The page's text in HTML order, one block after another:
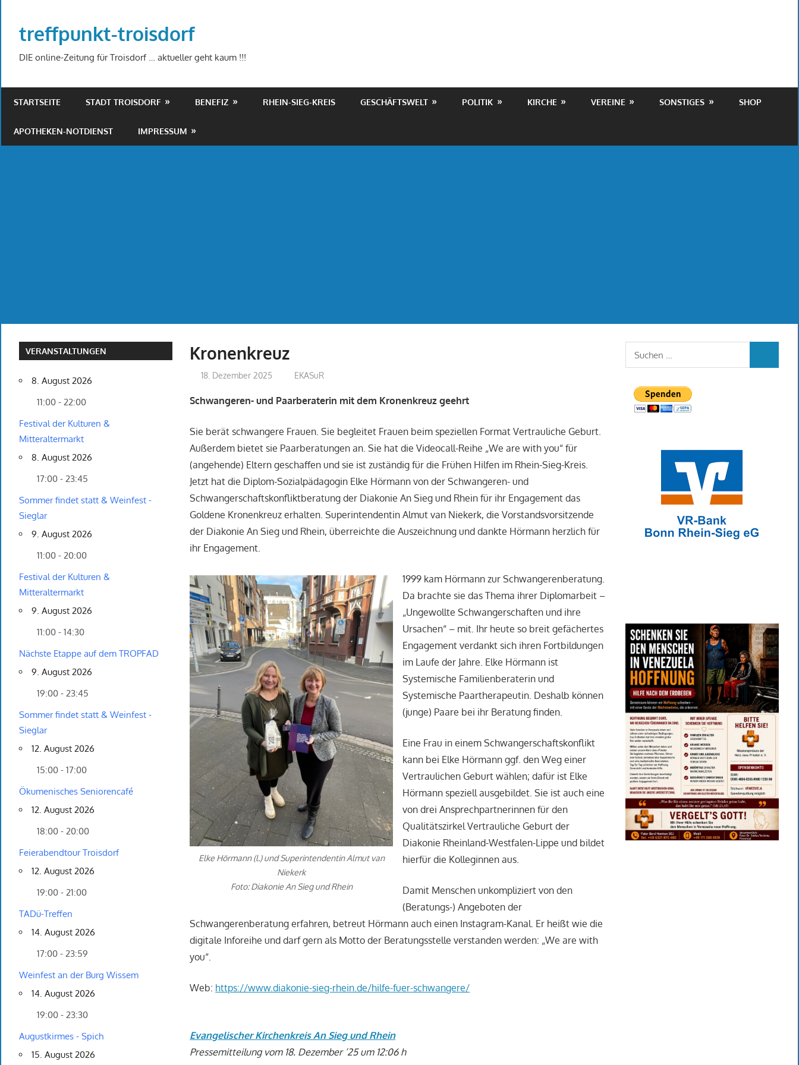
springen
treffpunkt-troisdorf
DIE online-Zeitung für Troisdorf … aktueller geht kaum !!!
STARTSEITE STADT TROISDORF BENEFIZ RHEIN-SIEG-KREIS GESCHÄFTSWELT POLITIK KIRCHE VEREINE SONSTIGES SHOP
APOTHEKEN-NOTDIENST IMPRESSUM
Kronenkreuz
18. Dezember 2025 treffpunkt
EKASuR
Schwangeren- und Paarberaterin mit dem Kronenkreuz geehrt
Sie berät schwangere Frauen. Sie begleitet Frauen beim speziellen Format Vertrauliche Geburt.
Außerdem bietet sie Paarberatungen an. Sie hat die Videocall-Reihe „We are with you“ für
(angehende) Eltern geschaffen und sie ist zuständig für die Frühen Hilfen im Rhein-Sieg-Kreis.
Jetzt hat die Diplom-Sozialpädagogin Elke Hörmann von der Schwangeren- und
Schwangerschaftskonfliktberatung der Diakonie An Sieg und Rhein für ihr Engagement das
Goldene Kronenkreuz erhalten. Superintendentin Almut van Niekerk, die Vorstandsvorsitzende
der Diakonie An Sieg und Rhein, überreichte die Auszeichnung und dankte Hörmann herzlich für
ihr Engagement.
Elke Hörmann (l.) und Superintendentin Almut van
Niekerk
Foto: Diakonie An Sieg und Rhein
1999 kam Hörmann zur Schwangerenberatung.
Da brachte sie das Thema ihrer Diplomarbeit –
„Ungewollte Schwangerschaften und ihre
Ursachen“ – mit. Ihr heute so breit gefächertes
Engagement verdankt sich ihren Fortbildungen
im Laufe der Jahre. Elke Hörmann ist
Systemische Familienberaterin und
Systemische Paartherapeutin. Deshalb können
(junge) Paare bei ihr Beratung finden.
Eine Frau in einem Schwangerschaftskonflikt
kann bei Elke Hörmann ggf. den Weg einer
Vertraulichen Geburt wählen; dafür ist Elke
Hörmann speziell ausgebildet. Sie ist auch eine
von drei Ansprechpartnerinnen für den
Qualitätszirkel Vertrauliche Geburt der
Diakonie Rheinland-Westfalen-Lippe und bildet
hierfür die Kolleginnen aus.
Damit Menschen unkompliziert von den
(Beratungs-) Angeboten der
Schwangerenberatung erfahren, betreut Hörmann auch einen Instagram-Kanal. Er heißt wie die
digitale Inforeihe und darf gern als Motto der Beratungsstelle verstanden werden: „We are with
you“.
Web: https://www.diakonie-sieg-rhein.de/hilfe-fuer-schwangere/
Evangelischer Kirchenkreis An Sieg und Rhein
Pressemitteilung vom 18. Dezember ’25 um 12:06 h
VERANSTALTUNGEN
8. August 2026
11:00 - 22:00
Festival der Kulturen &
Mitteraltermarkt
8. August 2026
17:00 - 23:45
Sommer findet statt & Weinfest -
Sieglar
9. August 2026
11:00 - 20:00
Festival der Kulturen &
Mitteraltermarkt
9. August 2026
11:00 - 14:30
Nächste Etappe auf dem TROPFAD
9. August 2026
19:00 - 23:45
Sommer findet statt & Weinfest -
Sieglar
12. August 2026
15:00 - 17:00
Ökumenisches Seniorencafé
12. August 2026
18:00 - 20:00
Feierabendtour Troisdorf
12. August 2026
19:00 - 21:00
TADü-Treffen
14. August 2026
17:00 - 23:59
Weinfest an der Burg Wissem
14. August 2026
19:00 - 23:30
Augustkirmes - Spich
15. August 2026